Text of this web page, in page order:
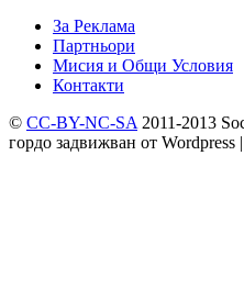
За Реклама
Партньори
Мисия и Общи Условия
Контакти
© CC-BY-NC-SA 2011-2013
гордо задвижван от Wordpress |